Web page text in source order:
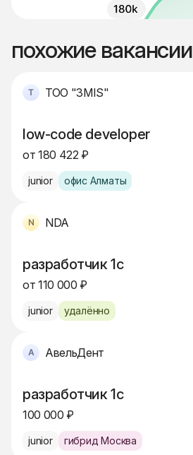
похожие вакансии
ТОО "3MIS"
low-code developer
от 180 422 ₽
junior офис Алматы
NDA
разработчик 1c
от 110 000 ₽
junior удалённо
АвельДент
разработчик 1c
100 000 ₽
junior гибрид Москва